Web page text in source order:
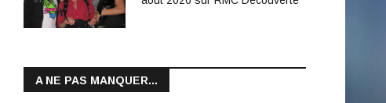
A NE PAS MANQUER...